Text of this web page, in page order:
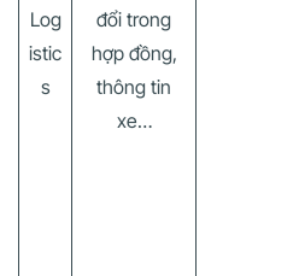
Log
istic
s
đổi trong
hợp đồng,
thông tin
xe…